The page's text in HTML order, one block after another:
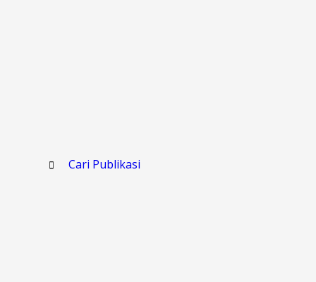
Cari Publikasi